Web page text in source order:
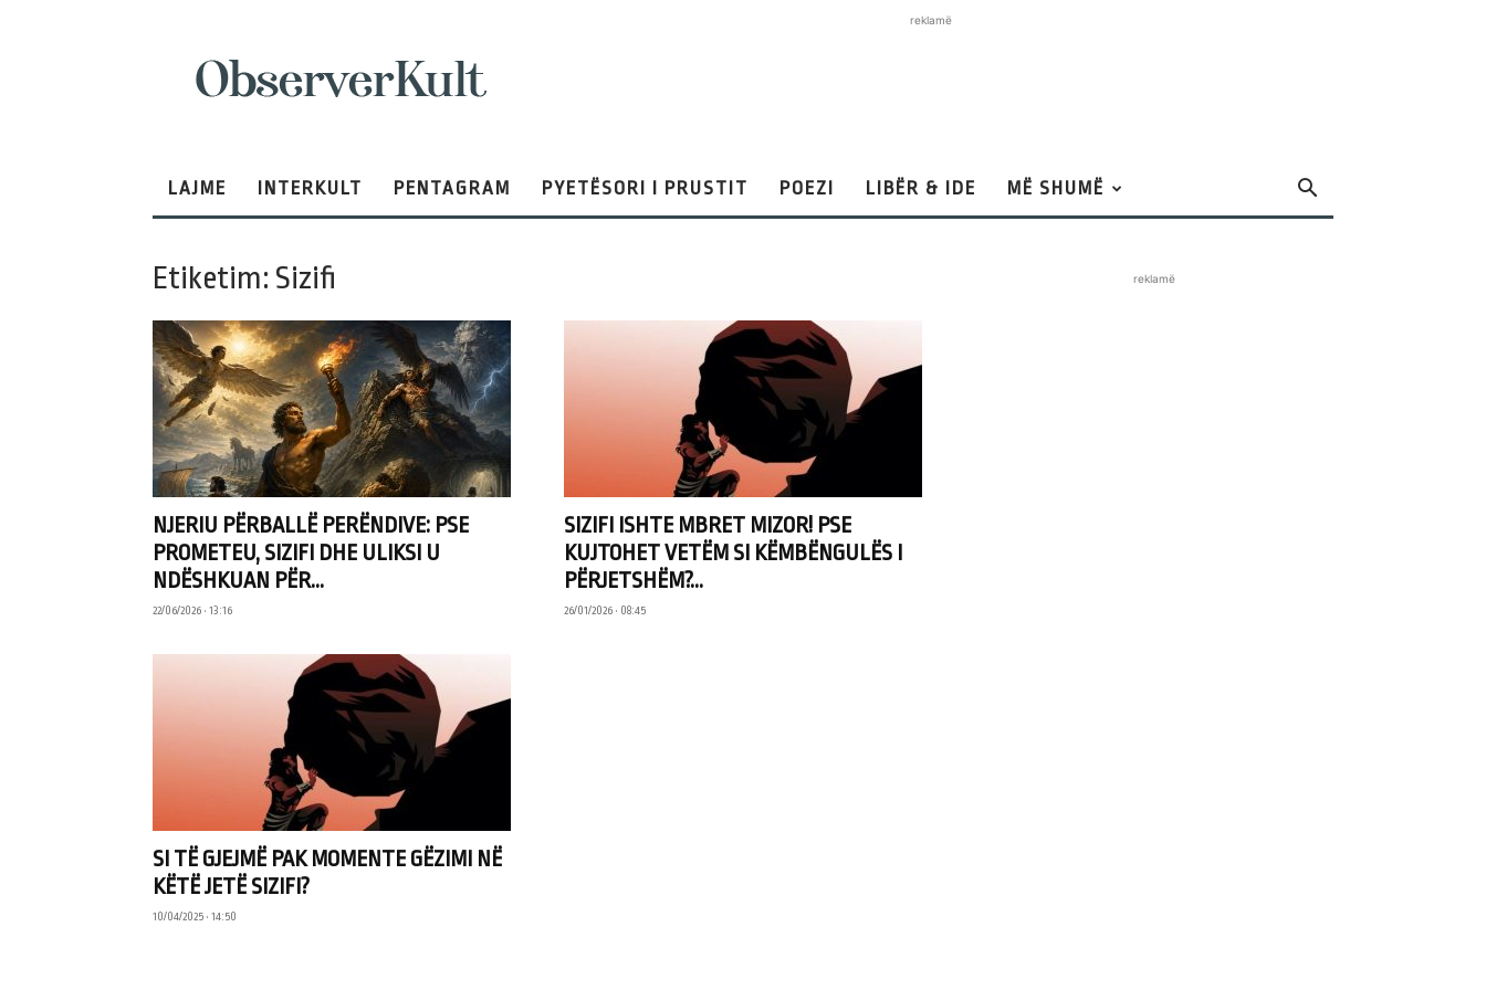
reklamë
LAJME INTERKULT PENTAGRAM PYETËSORI I PRUSTIT POEZI LIBËR & IDE MË SHUMË
Etiketim: Sizifi
NJERIU PËRBALLË PERËNDIVE: PSE
PROMETEU, SIZIFI DHE ULIKSI U
NDËSHKUAN PËR...
22/06/2026 • 13:16
SIZIFI ISHTE MBRET MIZOR! PSE
KUJTOHET VETËM SI KËMBËNGULËS I
PËRJETSHËM?...
26/01/2026 • 08:45
SI TË GJEJMË PAK MOMENTE GËZIMI NË
KËTË JETË SIZIFI?
10/04/2025 • 14:50
reklamë